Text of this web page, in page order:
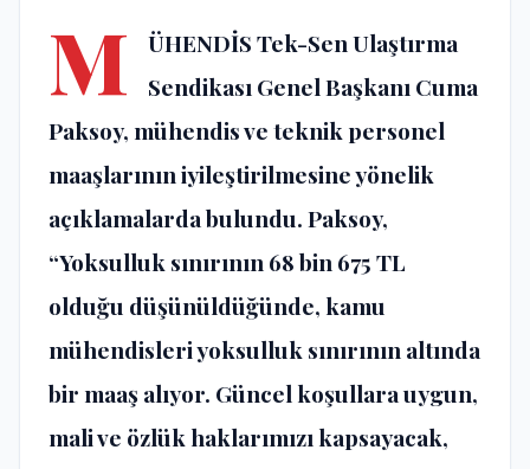
M
ÜHENDİS Tek-Sen Ulaştırma
Sendikası Genel Başkanı Cuma
Paksoy, mühendis ve teknik personel
maaşlarının iyileştirilmesine yönelik
açıklamalarda bulundu. Paksoy,
“Yoksulluk sınırının 68 bin 675 TL
olduğu düşünüldüğünde, kamu
mühendisleri yoksulluk sınırının altında
bir maaş alıyor. Güncel koşullara uygun,
mali ve özlük haklarımızı kapsayacak,